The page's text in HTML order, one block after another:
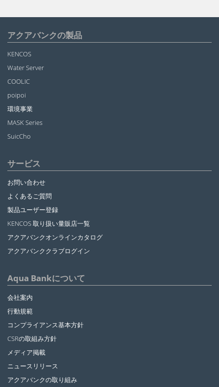
アクアバンクの製品
KENCOS
Water Server
COOLIC
poipoi
環境事業
MASK Series
SuicCho
サービス
お問い合わせ
よくあるご質問
製品ユーザー登録
KENCOS 取り扱い量販店一覧
アクアバンクオンラインカタログ
アクアバンククラブログイン
Aqua Bankについて
会社案内
行動規範
コンプライアンス基本方針
CSRの取組み方針
メディア掲載
ニュースリリース
アクアバンクの取り組み